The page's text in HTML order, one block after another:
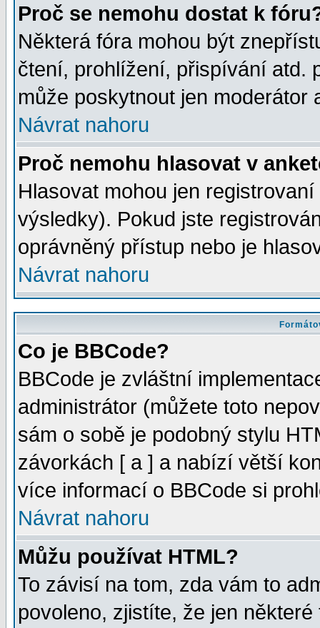
Proč se nemohu dostat k
Některá fóra mohou být
čtení, prohlížení, přispívání atd.
může poskytnout jen moderátor
Návrat nahoru
Proč nemohu hlasovat v
Hlasovat mohou jen
výsledky). Pokud jste
oprávněný přístup nebo je
Návrat nahoru
Co je BBCode?
BBCode je zvláštní
administrátor (můžete toto
sám o sobě je podobný stylu
závorkách [ a ] a nabízí větší
více informací o BBCode si
Návrat nahoru
Můžu používat HTML?
To závisí na tom, zda vám to
povoleno, zjistíte, že jen